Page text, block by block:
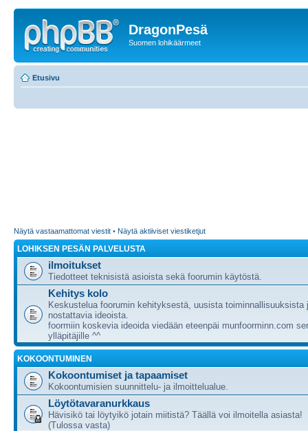
DragonPesä
Suomen lohikäärmeet
Etusivu
Näytä vastaamattomat viestit • Näytä aktiiviset viestiketjut
LOHIKSEN PESÄN PALVELUSTA
ilmoitukset
Tiedotteet teknisistä asioista sekä foorumin käytöstä.
Kehitys kolo
Keskustelua foorumin kehityksestä, uusista toiminnallisuuksista
nostattavia ideoista.
foormiin koskevia ideoida viedään eteenpäi munfoorminn.com
ylläpitäjille ^^
KOKOONTUMINEN
Kokoontumiset ja tapaamiset
Kokoontumisien suunnittelu- ja ilmoittelualue.
Löytötavaranurkkaus
Hävisikö tai löytyikö jotain miitistä? Täällä voi ilmoitella asiasta!
(Tulossa vasta)